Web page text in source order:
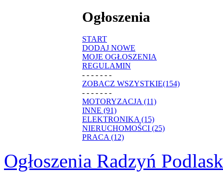
Ogłoszenia
START
DODAJ NOWE
MOJE OGŁOSZENIA
REGULAMIN
- - - - - - -
ZOBACZ WSZYSTKIE(154)
- - - - - - -
MOTORYZACJA (11)
INNE (91)
ELEKTRONIKA (15)
NIERUCHOMOŚCI (25)
PRACA (12)
Ogłoszenia Radzyń